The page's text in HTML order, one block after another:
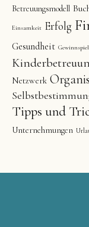
Betreuungsmodell
Einsamkeit Erfolg
Gesundheit Gewinnspiel
Netzwerk
Tipps und
Unternehmungen